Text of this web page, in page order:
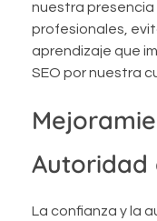
nuestra presencia
profesionales,
aprendizaje que
SEO por nuestra
Autoridad
La confianza y la